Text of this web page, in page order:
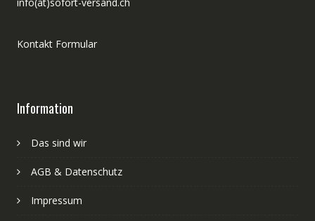
Kontakt Formular
Information
Das sind wir
AGB & Datenschutz
Impressum